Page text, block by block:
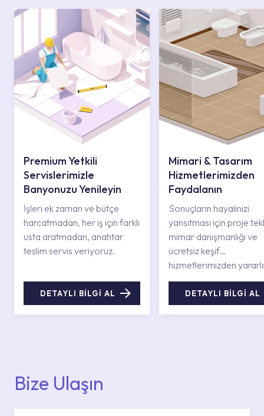
Premium Yetkili
Servislerimizle
Banyonuzu Yenileyin
İşleri ek zaman ve bütçe
harcatmadan, her iş için farklı
usta aratmadan, anahtar
teslim servis veriyoruz.
DETAYLI BİLGİ AL
Mimari & Tasarım
Hizmetlerimizden
Faydalanın
Sonuçların hayalinizi
yansıtması için proje
mimar danışmanlığı ve
ücretsiz keşif
hizmetlerimizden
DETAYLI BİLGİ AL
Bize Ulaşın